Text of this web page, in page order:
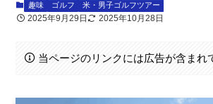
趣味 ゴルフ 米・男子ゴルフツアー
2025年9月29日 2025年10月28日
当ページのリンクには広告が含まれ